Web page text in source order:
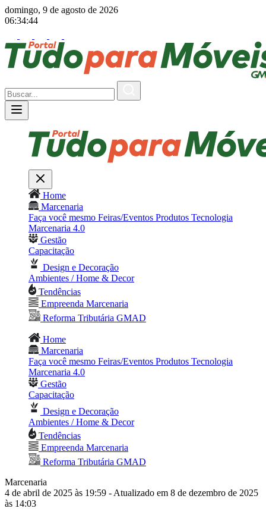
domingo, 9 de agosto de 2026
06:34:45
Home
Marcenaria
Faça você mesmo Feiras/Eventos Produtos Tecnologia
Marcenaria 4.0
Gestão
Capacitação
Design e Decoração
Ambientes / Home & Decor
Tendências
Empreenda Marcenaria
Reforma Tributária GMAD
Home
Marcenaria
Faça você mesmo Feiras/Eventos Produtos Tecnologia
Marcenaria 4.0
Gestão
Capacitação
Design e Decoração
Ambientes / Home & Decor
Tendências
Empreenda Marcenaria
Reforma Tributária GMAD
Marcenaria
4 de abril de 2025 às 19:59 - Atualizado em 8 de dezembro de 2025
às 14:03